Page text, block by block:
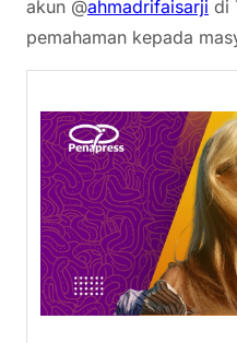
akun @ahmadrifaisarji di
pemahaman kepada